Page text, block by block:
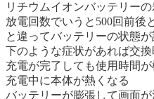
リチウムイオンバッテリー
放電回数でいうと500回前後
と違ってバッテリーの状態
下のような症状があれば交換
充電が完了しても使用時間
充電中に本体が熱くなる
バッテリーが膨張して画面が